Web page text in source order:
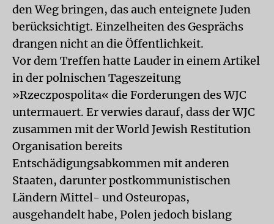
den Weg bringen, das auch enteignete Juden
berücksichtigt. Einzelheiten des Gesprächs
drangen nicht an die Öffentlichkeit.
Vor dem Treffen hatte Lauder in einem Artikel
in der polnischen Tageszeitung
»Rzeczpospolita« die Forderungen des WJC
untermauert. Er verwies darauf, dass der WJC
zusammen mit der World Jewish Restitution
Organisation bereits
Entschädigungsabkommen mit anderen
Staaten, darunter postkommunistischen
Ländern Mittel- und Osteuropas,
ausgehandelt habe, Polen jedoch bislang